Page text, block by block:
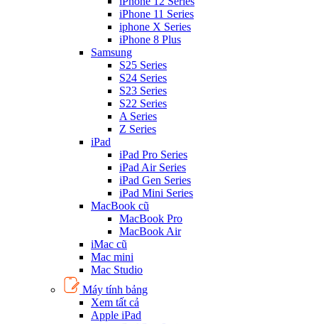
iPhone 11 Series
iphone X Series
iPhone 8 Plus
Samsung
S25 Series
S24 Series
S23 Series
S22 Series
A Series
Z Series
iPad
iPad Pro Series
iPad Air Series
iPad Gen Series
iPad Mini Series
MacBook cũ
MacBook Pro
MacBook Air
iMac cũ
Mac mini
Mac Studio
Máy tính bảng
Xem tất cả
Apple iPad